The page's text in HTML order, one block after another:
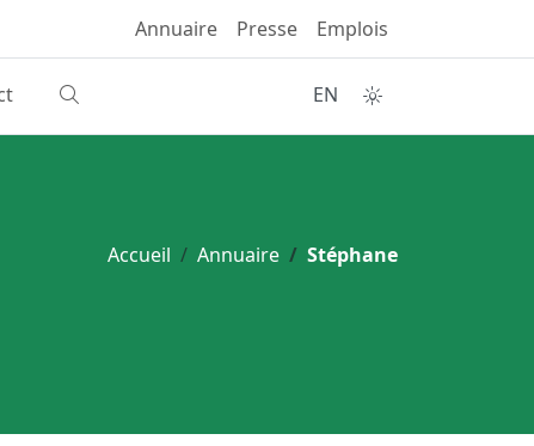
Annuaire Presse Emplois
EN
Accueil Annuaire Stéphane